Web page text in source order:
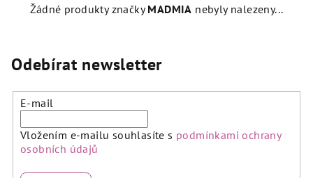
Žádné produkty značkyMADMIA nebyly nalezeny...
Odebírat newsletter
E-mail
Vložením e-mailu souhlasíte s podmínkami ochrany
osobních údajů